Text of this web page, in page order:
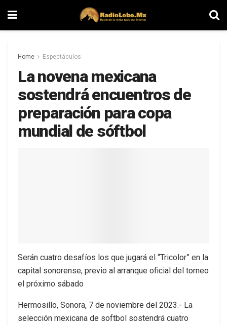
Home Espectáculos
La novena mexicana
sostendrá encuentros de
preparación para copa
mundial de sóftbol
Serán cuatro desafíos los que jugará el “Tricolor” en la
capital sonorense, previo al arranque oficial del torneo
el próximo sábado
Hermosillo, Sonora, 7 de noviembre del 2023.- La
selección mexicana de softbol sostendrá cuatro